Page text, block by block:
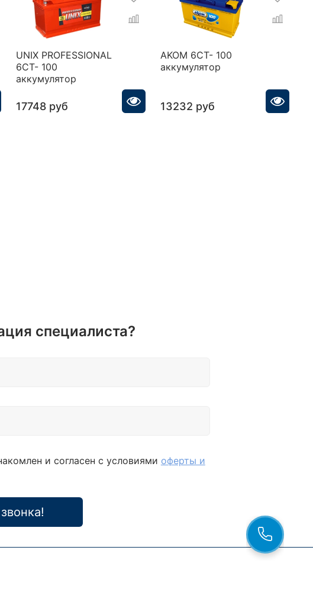
UNIX PROFESSIONAL
6СТ- 100
аккумулятор
17748 руб
AKOM 6CT- 100
аккумулятор
13232 руб
специалиста?
и согласен с условиями оферты и